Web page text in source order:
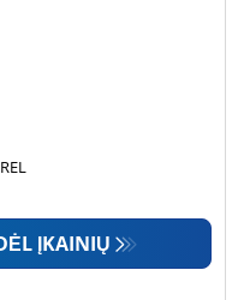
ĮKAINIŲ